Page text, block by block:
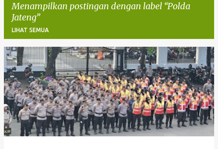
Menampilkan postingan dengan label Polda
Jateng
LIHAT SEMUA
P
o
s
t
n